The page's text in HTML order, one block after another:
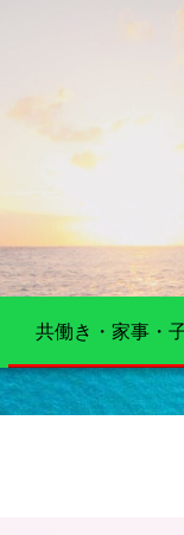
共働き・家事・